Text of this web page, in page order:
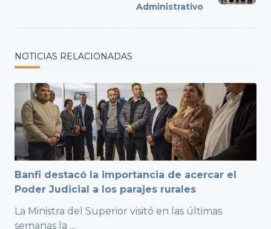
Administrativo
NOTICIAS RELACIONADAS
Banfi destacó la importancia de acercar el
Poder Judicial a los parajes rurales
La Ministra del Superior visitó en las últimas
semanas la ...